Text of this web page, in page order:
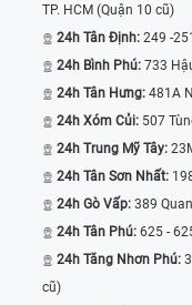
TP. HCM (Quận 10 cũ)
24h Tân Định: 249 -
24h Bình Phú: 733
24h Tân Hưng: 481A
24h Xóm Củi: 507
24h Trung Mỹ Tây:
24h Tân Sơn Nhất:
24h Gò Vấp: 389
24h Tân Phú: 625 -
24h Tăng Nhơn Phú:
cũ)